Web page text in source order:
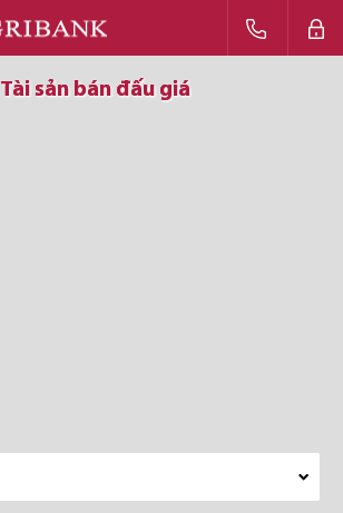
Tài sản bán đấu giá
Tài sản bán đấu giá
Tài sản bán đấu giá